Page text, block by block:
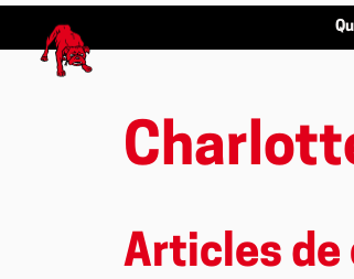
Articles de